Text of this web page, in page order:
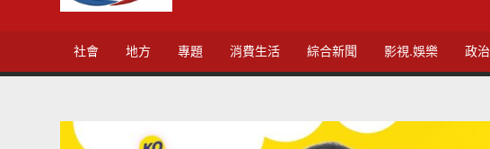
社會 地方 專題 消費生活 綜合新聞 影視.娛樂 政治